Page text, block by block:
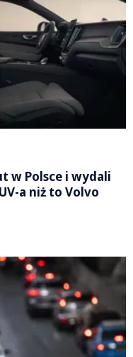
w Polsce i wydali
a niż to Volvo